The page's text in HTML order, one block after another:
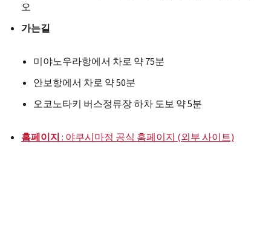
오
가는길
미야노우라항에서 차로 약 75분
안보항에서 차로 약 50분
오코노타키 버스정류장 하차 도보 약 5분
홈페이지 : 야쿠시마정 공식 홈페이지 (외부 사이트)